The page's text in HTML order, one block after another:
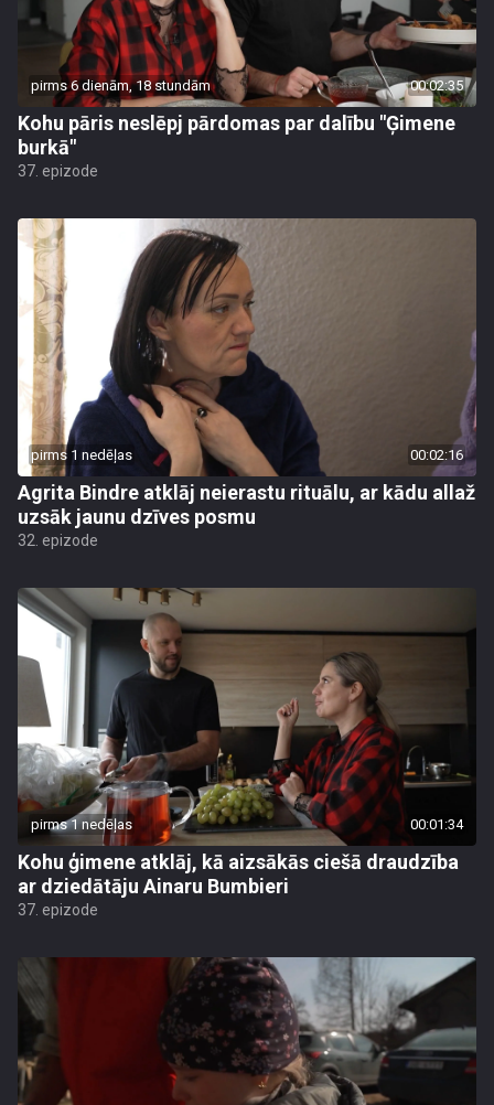
pirms 6 dienām, 18 stundām 00:02:35
Kohu pāris neslēpj pārdomas par dalību "Ģimene
burkā"
37. epizode
pirms 1 nedēļas 00:02:16
Agrita Bindre atklāj neierastu rituālu, ar kādu allaž
uzsāk jaunu dzīves posmu
32. epizode
pirms 1 nedēļas 00:01:34
Kohu ģimene atklāj, kā aizsākās ciešā draudzība
ar dziedātāju Ainaru Bumbieri
37. epizode